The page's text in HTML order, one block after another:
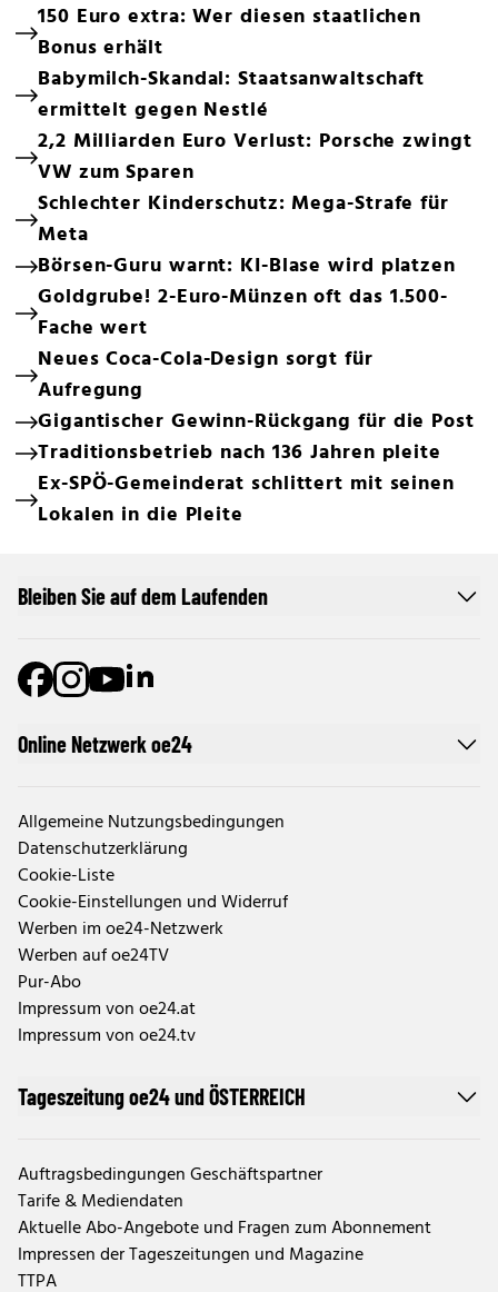
150 Euro extra: Wer diesen staatlichen
Bonus erhält
Babymilch-Skandal: Staatsanwaltschaft
ermittelt gegen Nestlé
2,2 Milliarden Euro Verlust: Porsche zwingt
VW zum Sparen
Schlechter Kinderschutz: Mega-Strafe für
Meta
Börsen-Guru warnt: KI-Blase wird platzen
Goldgrube! 2-Euro-Münzen oft das 1.500-
Fache wert
Neues Coca-Cola-Design sorgt für
Aufregung
Gigantischer Gewinn-Rückgang für die Post
Traditionsbetrieb nach 136 Jahren pleite
Ex-SPÖ-Gemeinderat schlittert mit seinen
Lokalen in die Pleite
Online Netzwerk oe24
Allgemeine Nutzungsbedingungen
Datenschutzerklärung
Cookie-Liste
Cookie-Einstellungen und Widerruf
Werben im oe24-Netzwerk
Werben auf oe24TV
Pur-Abo
Impressum von oe24.at
Impressum von oe24.tv
Tageszeitung oe24 und ÖSTERREICH
Auftragsbedingungen Geschäftspartner
Tarife & Mediendaten
Aktuelle Abo-Angebote und Fragen zum Abonnement
Impressen der Tageszeitungen und Magazine
TTPA
Bleiben Sie auf dem Laufenden